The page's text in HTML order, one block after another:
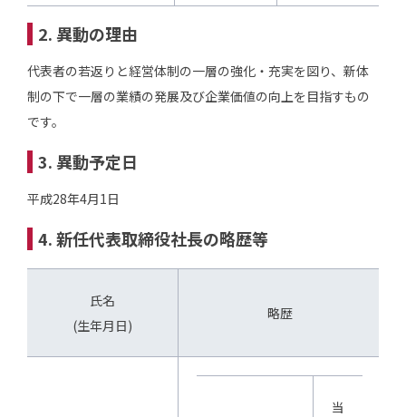
2. 異動の理由
代表者の若返りと経営体制の一層の強化・充実を図り、新体
制の下で一層の業績の発展及び企業価値の向上を目指すもの
です。
3. 異動予定日
平成28年4月1日
4. 新任代表取締役社長の略歴等
氏名
(生年月日)
略歴
当